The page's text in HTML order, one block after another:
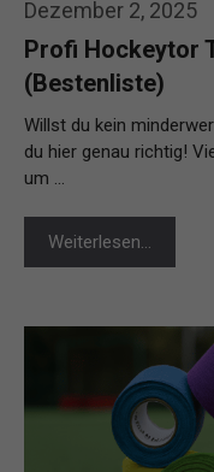
Dezember 2, 2025
Profi Hockeytor
(Bestenliste)
Willst du kein
du hier genau richtig!
um …
Weiterlesen…